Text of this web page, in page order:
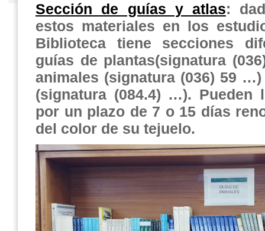
Sección de guías y atlas:
estos materiales en los
Biblioteca tiene secciones
guías de plantas(signatura
animales (signatura (036) 59
(signatura (084.4) …). Pueden
por un plazo de 7 o 15 días
del color de su tejuelo.